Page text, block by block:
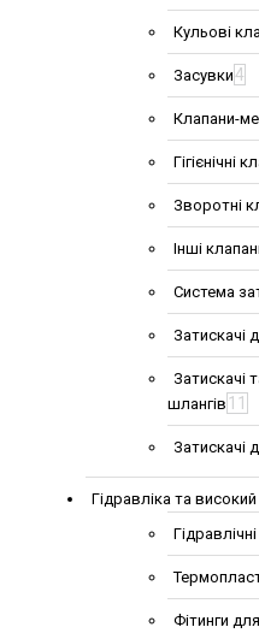
Кульові
Засувки4
Клапани-
Гігієнічні
Зворотні
Інші
Система
Затискачі
Затискачі
шлангів 11
Затискачі
Гідравліка та
Фітинги